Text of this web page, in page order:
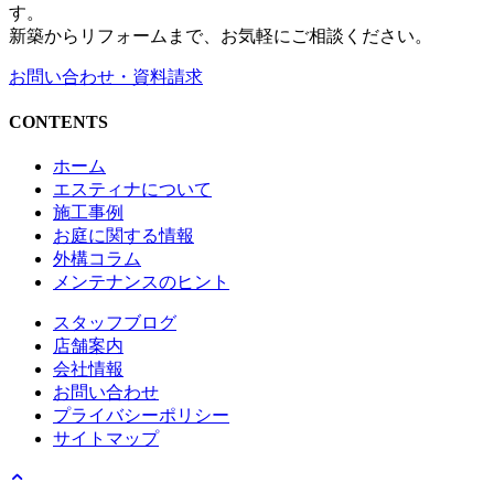
す。
新築からリフォームまで、お気軽にご相談ください。
お問い合わせ・資料請求
CONTENTS
ホーム
エスティナについて
施工事例
お庭に関する情報
外構コラム
メンテナンスのヒント
スタッフブログ
店舗案内
会社情報
お問い合わせ
プライバシーポリシー
サイトマップ